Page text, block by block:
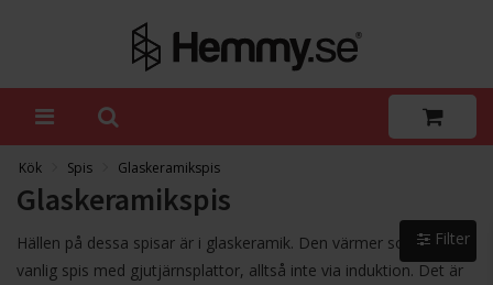
Kök Spis Glaskeramikspis
Glaskeramikspis
Hällen på dessa spisar är i glaskeramik. Den värmer som en
vanlig spis med gjutjärnsplattor, alltså inte via induktion. Det är
Filter